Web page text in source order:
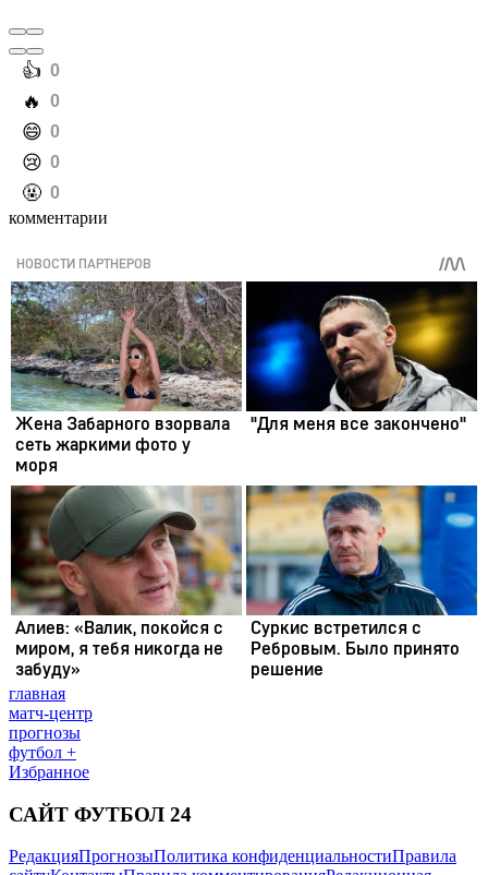
️👍 0
️🔥 0
️😄 0
️😢 0
️🤬 0
комментарии
главная
матч-центр
прогнозы
футбол +
Избранное
САЙТ ФУТБОЛ 24
РедакцияПрогнозыПолитика конфиденциальностиПравила